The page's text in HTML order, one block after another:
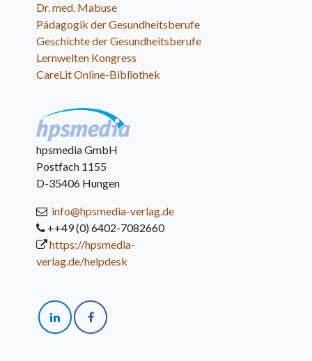
Dr. med. Mabuse
Pädagogik der Gesundheitsberufe
Geschichte der Gesundheitsberufe
Lernwelten Kongress
CareLit Online-Bibliothek
hpsmedia GmbH
Postfach 1155
D-35406 Hungen
info@hpsmedia-verlag.de
++49 (0) 6402-7082660
https://hpsmedia-
verlag.de/helpdesk